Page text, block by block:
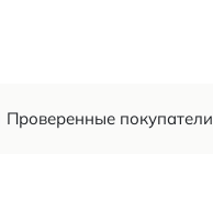
Проверенные покупатели